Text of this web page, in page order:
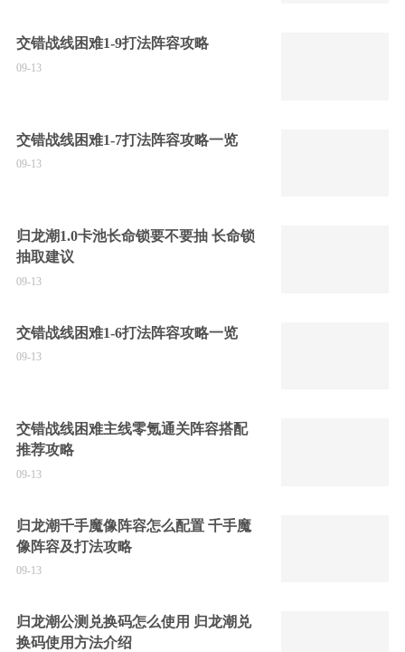
交错战线困难1-9打法阵容攻略
09-13
交错战线困难1-7打法阵容攻略一览
09-13
归龙潮1.0卡池长命锁要不要抽 长命锁
抽取建议
09-13
交错战线困难1-6打法阵容攻略一览
09-13
交错战线困难主线零氪通关阵容搭配
推荐攻略
09-13
归龙潮千手魔像阵容怎么配置 千手魔
像阵容及打法攻略
09-13
归龙潮公测兑换码怎么使用 归龙潮兑
换码使用方法介绍